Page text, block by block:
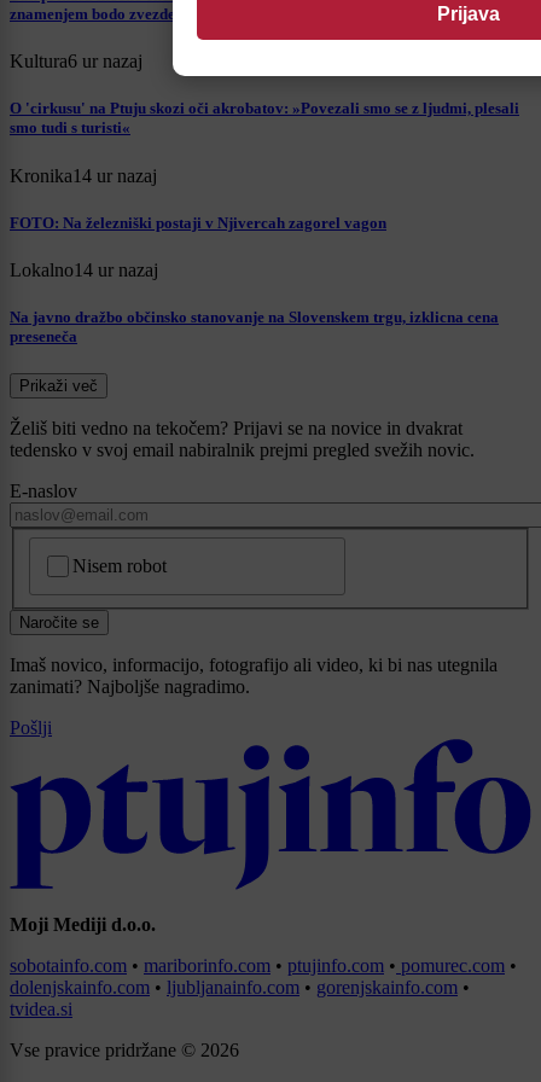
znamenjem bodo zvezde najbolj naklonjene?
Kultura6 ur nazaj
O 'cirkusu' na Ptuju skozi oči akrobatov: »Povezali smo se z ljudmi, plesali
smo tudi s turisti«
Kronika14 ur nazaj
FOTO: Na železniški postaji v Njivercah zagorel vagon
Lokalno14 ur nazaj
Na javno dražbo občinsko stanovanje na Slovenskem trgu, izklicna cena
preseneča
Prikaži več
Želiš biti vedno na tekočem? Prijavi se na novice in dvakrat
tedensko v svoj email nabiralnik prejmi pregled svežih novic.
E-naslov
Nisem robot
Naročite se
Imaš novico, informacijo, fotografijo ali video, ki bi nas utegnila
zanimati? Najboljše nagradimo.
Pošlji
Moji Mediji d.o.o.
sobotainfo.com • mariborinfo.com • ptujinfo.com • pomurec.com •
dolenjskainfo.com • ljubljanainfo.com • gorenjskainfo.com •
tvidea.si
Vse pravice pridržane © 2026